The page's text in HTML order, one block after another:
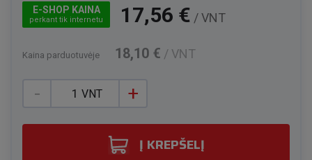
E-SHOP KAINA
perkant tik internetu 17,56 € / VNT
Kaina parduotuvėje 18,10 € / VNT
- +
VNT
Į KREPŠELĮ